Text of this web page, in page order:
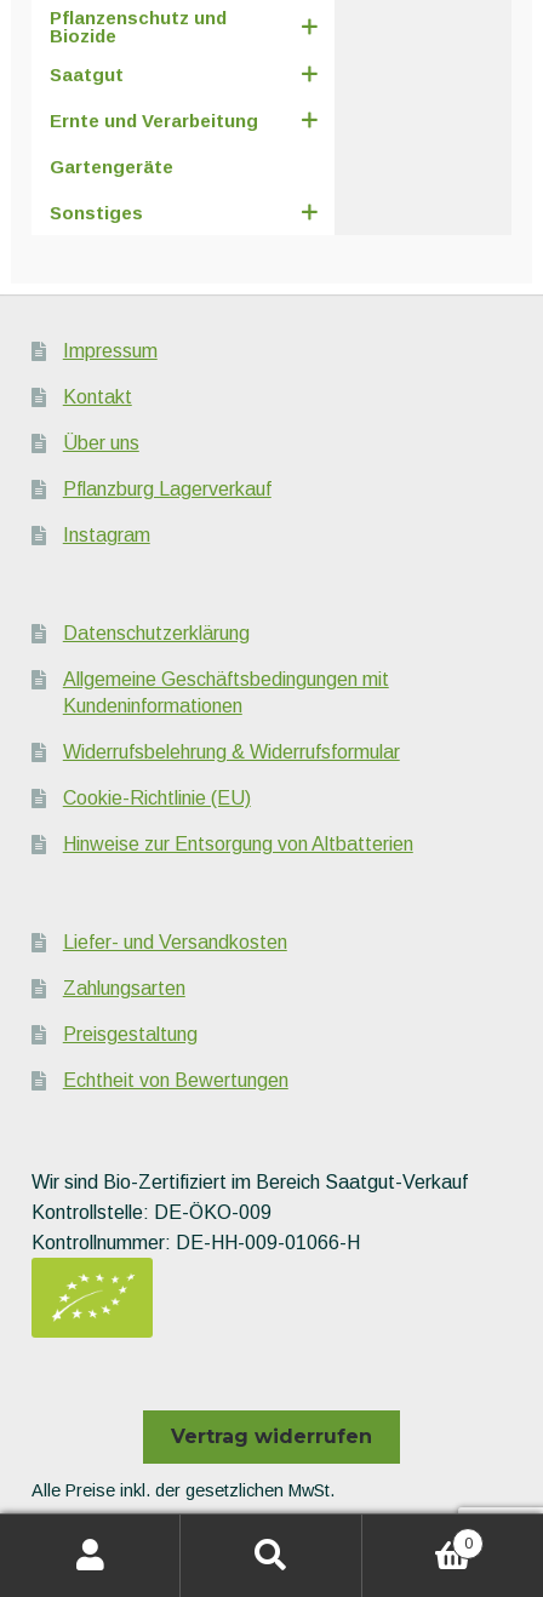
Pflanzenschutz und
Biozide
Saatgut
Ernte und Verarbeitung
Gartengeräte
Sonstiges
Impressum
Kontakt
Über uns
Pflanzburg Lagerverkauf
Instagram
Datenschutzerklärung
Allgemeine Geschäftsbedingungen mit
Kundeninformationen
Widerrufsbelehrung & Widerrufsformular
Cookie-Richtlinie (EU)
Hinweise zur Entsorgung von Altbatterien
Liefer- und Versandkosten
Zahlungsarten
Preisgestaltung
Echtheit von Bewertungen
Wir sind Bio-Zertifiziert im Bereich Saatgut-Verkauf
Kontrollstelle: DE-ÖKO-009
Kontrollnummer: DE-HH-009-01066-H
Vertrag widerrufen
Alle Preise inkl. der gesetzlichen MwSt.
Die durchgestrichenen Preise entsprechen dem bisherigen
Preis in diesem Online-Shop.
0